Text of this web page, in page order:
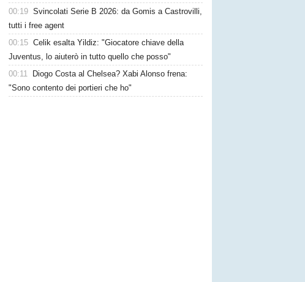
00:19 Svincolati Serie B 2026: da Gomis a Castrovilli,
tutti i free agent
00:15 Celik esalta Yildiz: "Giocatore chiave della
Juventus, lo aiuterò in tutto quello che posso"
00:11
Diogo Costa al Chelsea? Xabi Alonso frena:
"Sono contento dei portieri che ho"